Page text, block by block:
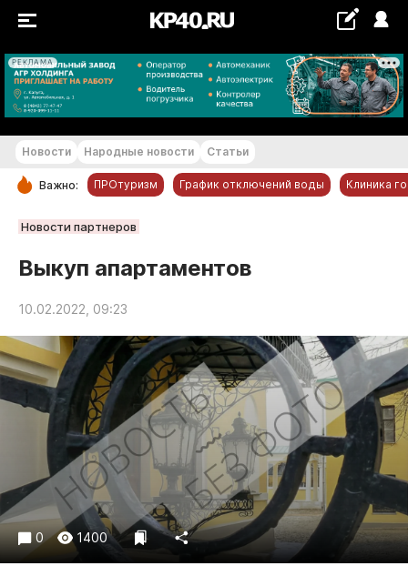
РЕКЛАМА
+17...+18 °С
РУБРИКИ
Новости компаний
Статьи
Народные новости
Авто и транспорт
Благоустройство
Криминал
Культура
Недвижимость и ЖКХ
Образование
Общество
Погода
Новости Народные новости Статьи
Важно: ПРОтуризм График отключений воды Клиника
Новости партнеров
Выкуп апартаментов
10.02.2022, 09:23
0 1400